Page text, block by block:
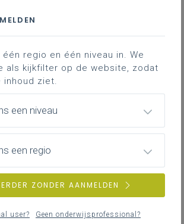
so
so
regio en één niveau in. We
als kijkfilter op de website, zodat
inhoud ziet.
een niveau
een regio
ZONDER AANMELDEN
user? Geen onderwijsprofessional?